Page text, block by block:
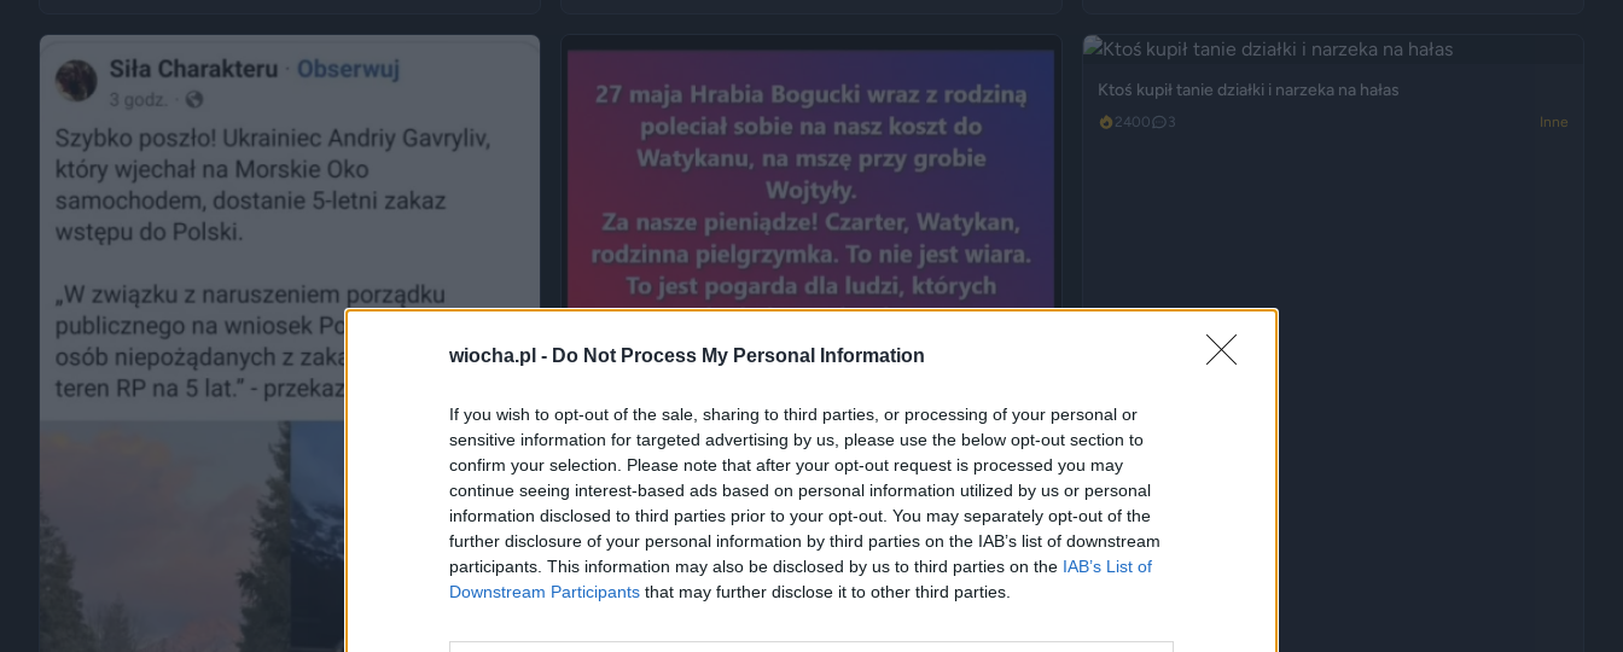
wiocha.pl - Do Not Process My Personal Information
If you wish to opt-out of the sale, sharing to third parties, or processing of your personal or
sensitive information for targeted advertising by us, please use the below opt-out section to
confirm your selection. Please note that after your opt-out request is processed you may
continue seeing interest-based ads based on personal information utilized by us or personal
information disclosed to third parties prior to your opt-out. You may separately opt-out of the
further disclosure of your personal information by third parties on the IAB’s list of downstream
participants. This information may also be disclosed by us to third parties on the IAB’s List of
Downstream Participants that may further disclose it to other third parties.
jak...
2420 1 Inne
Ktoś kupił tanie działki i narzeka na hałas
2400 3 Inne